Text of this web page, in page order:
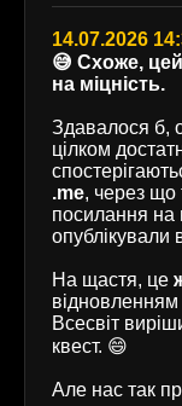
14.07.2026
😅 Схоже,
на міцність.
Здавалося б,
цілком
.me, через що
посилання на
опублікували
На щастя, це
Всесвіт
квест. 😄
Але нас так